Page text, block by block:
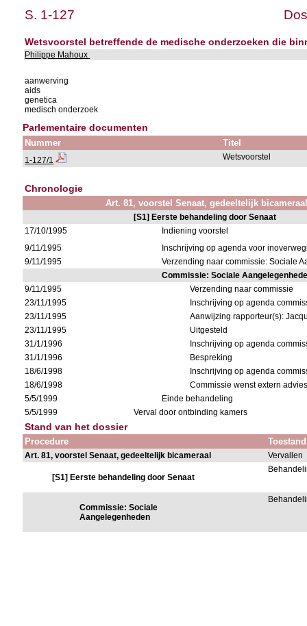
S. 1-127
Wetsvoorstel betreffende de medische onderzoeken die
Philippe Mahoux
aanwerving
aids
genetica
medisch onderzoek
Parlementaire documenten
Nummer Titel
1-127/1 Wetsvoorstel
Chronologie
Art. 81, voorstel Senaat, gedeeltelijk
[S1] Eerste behandeling door Senaat
17/10/1995
Indiening voorstel
9/11/1995
Inschrijving op agenda voor
9/11/1995
Verzending naar commissie: Sociale
Commissie: Sociale
9/11/1995
Verzending naar commissie
23/11/1995
Inschrijving op agenda
23/11/1995
Aanwijzing rapporteur(s):
23/11/1995
Uitgesteld
31/1/1996
Inschrijving op agenda
31/1/1996
Bespreking
18/6/1998
Inschrijving op agenda
18/6/1998
Commissie wenst extern
5/5/1999
Einde behandeling
5/5/1999
Verval door ontbinding kamers
Stand van het dossier
Procedure Toestand
Art. 81, voorstel Senaat, gedeeltelijk bicameraal Vervallen
[S1] Eerste behandeling door Senaat
Commissie: Sociale
Aangelegenheden